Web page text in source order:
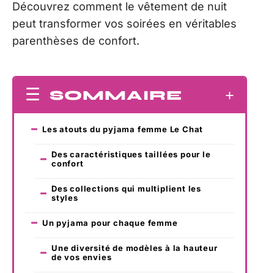
Découvrez comment le vêtement de nuit
peut transformer vos soirées en véritables
parenthèses de confort.
SOMMAIRE
Les atouts du pyjama femme Le Chat
Des caractéristiques taillées pour le
confort
Des collections qui multiplient les
styles
Un pyjama pour chaque femme
Une diversité de modèles à la hauteur
de vos envies